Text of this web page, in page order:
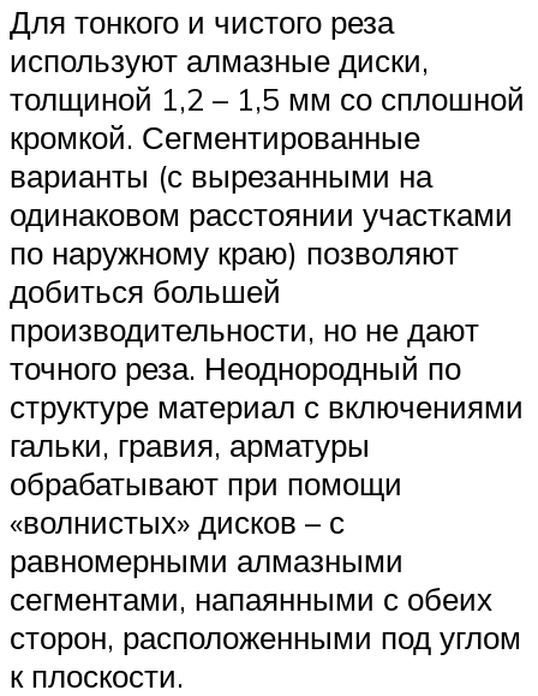
Для тонкого и чистого реза
используют алмазные диски,
толщиной 1,2 – 1,5 мм со сплошной
кромкой. Сегментированные
варианты (с вырезанными на
одинаковом расстоянии участками
по наружному краю) позволяют
добиться большей
производительности, но не дают
точного реза. Неоднородный по
структуре материал с включениями
гальки, гравия, арматуры
обрабатывают при помощи
«волнистых» дисков – с
равномерными алмазными
сегментами, напаянными с обеих
сторон, расположенными под углом
к плоскости.